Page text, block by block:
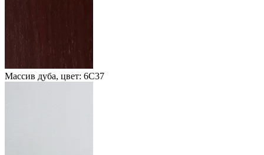
Массив дуба, цвет: 6С37